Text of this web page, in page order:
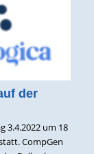
der
3.4.2022 um 18
CompGen